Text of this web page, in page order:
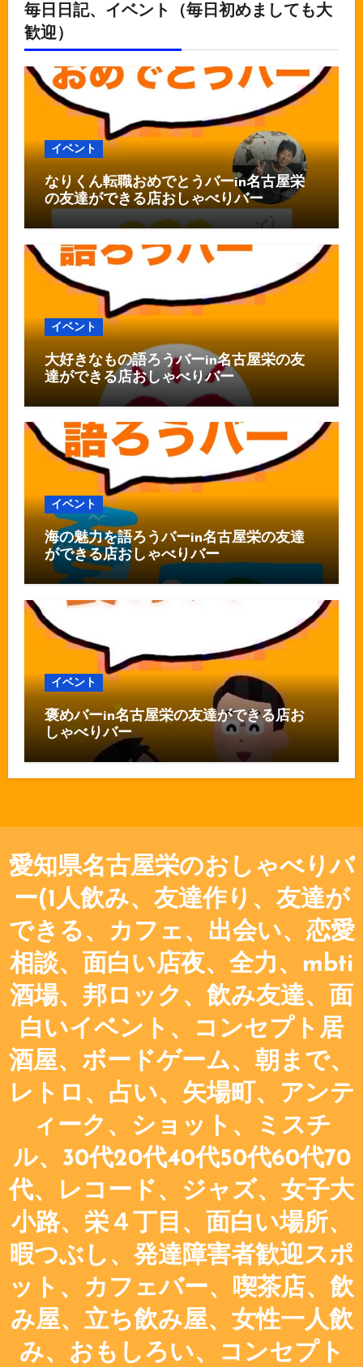
ペ
ー
ジ
り
毎日日記、イベント（毎日初めましても大
歓迎）
イベント
なりくん転職おめでとうバーin名古屋栄
の友達ができる店おしゃべりバー
イベント
大好きなもの語ろうバーin名古屋栄の友
達ができる店おしゃべりバー
イベント
海の魅力を語ろうバーin名古屋栄の友達
ができる店おしゃべりバー
イベント
褒めバーin名古屋栄の友達ができる店お
しゃべりバー
愛知県名古屋栄のおしゃべりバ
ー(1人飲み、友達作り、友達が
できる、カフェ、出会い、恋愛
相談、面白い店夜、全力、mbti
酒場、邦ロック、飲み友達、面
白いイベント、コンセプト居
酒屋、ボードゲーム、朝まで、
レトロ、占い、矢場町、アンテ
ィーク、ショット、ミスチ
ル、30代20代40代50代60代70
代、レコード、ジャズ、女子大
小路、栄４丁目、面白い場所、
暇つぶし、発達障害者歓迎スポ
ット、カフェバー、喫茶店、飲
み屋、立ち飲み屋、女性一人飲
み、おもしろい、コンセプト